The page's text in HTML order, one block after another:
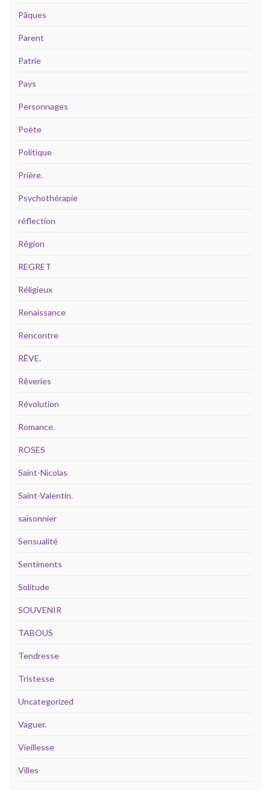
Pâques
Parent
Patrie
Pays
Personnages
Poète
Politique
Prière.
Psychothérapie
réflection
Région
REGRET
Réligieux
Renaissance
Rencontre
RÊVE.
Rêveries
Révolution
Romance.
ROSES
Saint-Nicolas
Saint-Valentin.
saisonnier
Sensualité
Sentiments
Solitude
SOUVENIR
TABOUS
Tendresse
Tristesse
Uncategorized
Vaguer.
Vieillesse
Villes